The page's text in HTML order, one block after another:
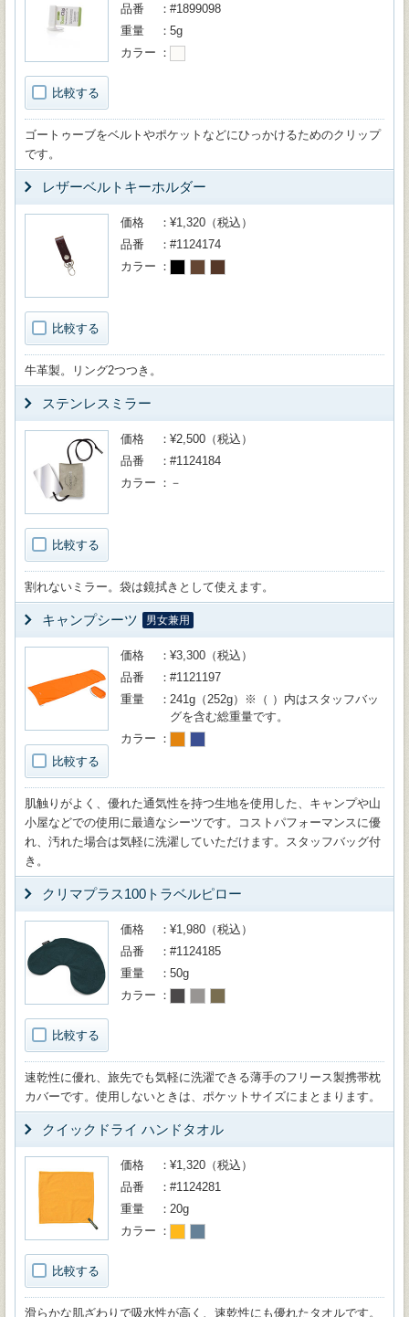
比較する
品番
#1899098
重量
5g
カラー
ゴートゥーブをベルトやポケットなどにひっかけるためのクリップ
です。
レザーベルトキーホルダー
比較する
価格
¥1,320（税込）
品番
#1124174
カラー
牛革製。リング2つつき。
ステンレスミラー
比較する
価格
¥2,500（税込）
品番
#1124184
カラー
－
割れないミラー。袋は鏡拭きとして使えます。
キャンプシーツ 男女兼用
比較する
価格
¥3,300（税込）
品番
#1121197
重量
241g（252g）※（ ）内はスタッフバッ
グを含む総重量です。
カラー
肌触りがよく、優れた通気性を持つ生地を使用した、キャンプや山
小屋などでの使用に最適なシーツです。コストパフォーマンスに優
れ、汚れた場合は気軽に洗濯していただけます。スタッフバッグ付
き。
クリマプラス100トラベルピロー
比較する
価格
¥1,980（税込）
品番
#1124185
重量
50g
カラー
速乾性に優れ、旅先でも気軽に洗濯できる薄手のフリース製携帯枕
カバーです。使用しないときは、ポケットサイズにまとまります。
クイックドライ ハンドタオル
比較する
価格
¥1,320（税込）
品番
#1124281
重量
20g
カラー
滑らかな肌ざわりで吸水性が高く、速乾性にも優れたタオルです。